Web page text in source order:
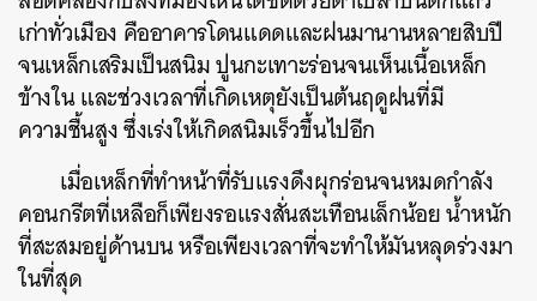
เก่าทั่วเมือง คืออาคารโดนแดดและฝนมานานหลายสิบปี
จนเหล็กเสริมเป็นสนิม ปูนกะเทาะร่อนจนเห็นเนื้อเหล็ก
ข้างใน และช่วงเวลาที่เกิดเหตุยังเป็นต้นฤดูฝนที่มี
ความชื้นสูง ซึ่งเร่งให้เกิดสนิมเร็วขึ้นไปอีก
เมื่อเหล็กที่ทำหน้าที่รับแรงดึงผุกร่อนจนหมดกำลัง
คอนกรีตที่เหลือก็เพียงรอแรงสั่นสะเทือนเล็กน้อย น้ำหนัก
ที่สะสมอยู่ด้านบน หรือเพียงเวลาที่จะทำให้มันหลุดร่วงมา
ในที่สุด